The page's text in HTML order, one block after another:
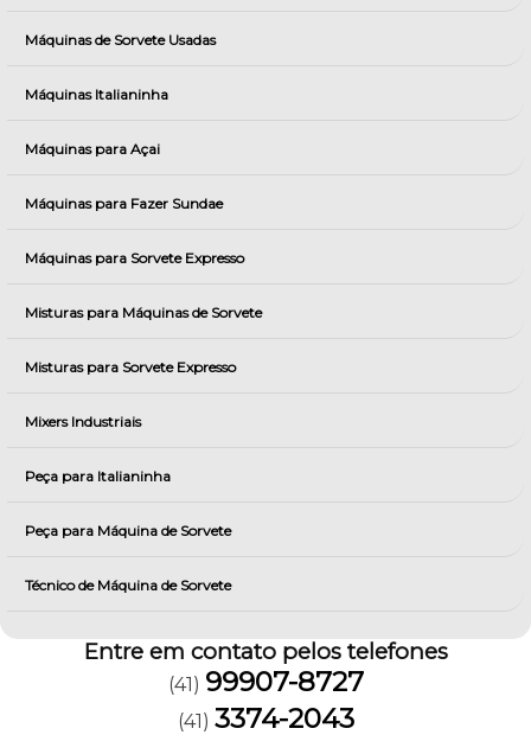
Máquinas de Sorvete Usadas
Máquinas Italianinha
Máquinas para Açai
Máquinas para Fazer Sundae
Máquinas para Sorvete Expresso
Misturas para Máquinas de Sorvete
Misturas para Sorvete Expresso
Mixers Industriais
Peça para Italianinha
Peça para Máquina de Sorvete
Técnico de Máquina de Sorvete
Entre em contato pelos telefones
(41) 99907-8727
(41) 3374-2043